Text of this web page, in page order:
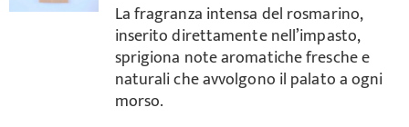
La fragranza intensa del rosmarino,
inserito direttamente nell’impasto,
sprigiona note aromatiche fresche e
naturali che avvolgono il palato a ogni
morso.